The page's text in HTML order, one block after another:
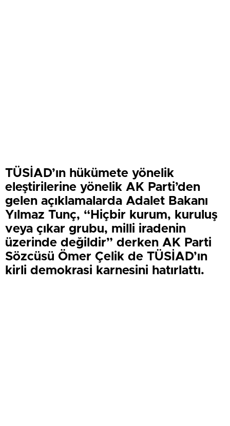
TÜSİAD’ın hükümete yönelik
eleştirilerine yönelik AK Parti’den
gelen açıklamalarda Adalet Bakanı
Yılmaz Tunç, “Hiçbir kurum, kuruluş
veya çıkar grubu, milli iradenin
üzerinde değildir” derken AK Parti
Sözcüsü Ömer Çelik de TÜSİAD’ın
kirli demokrasi karnesini hatırlattı.